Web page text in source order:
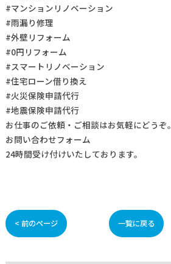
#マンションリノベーション
#雨漏り修理
#外壁リフォーム
#0円リフォーム
#スマートリノベーション
#住宅ローン借り換え
#火災保険申請代行
#地震保険申請代行
お仕事のご依頼・ご相談はお気軽にどうぞ。
お問い合わせフォーム
24時間受け付けいたしております。
< 前のページ 一覧に戻る